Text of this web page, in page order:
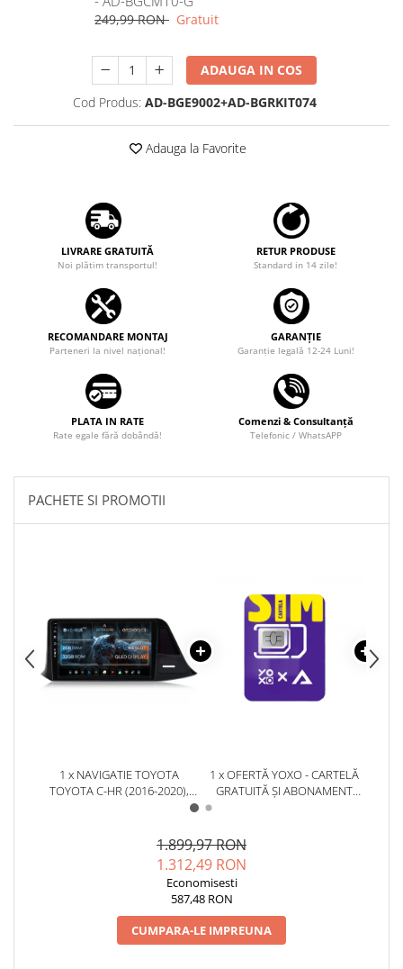
Rame adaptoare Ssangyong
Rame adaptoare Hummer
Camere marșarier auto
Camere marșarier universale
Camere Skoda
Camere Volkswagen
Camere Mercedes Benz
Camere Audi
Camere BMW
Camere Opel
Camere Fiat
Camere Citroen
Camere înregistrare trafic
249,99 RON Gratuit
ADAUGA IN COS
Cod Produs: AD-BGE9002+AD-BGRKIT074
Adauga la Favorite
LIVRARE GRATUITĂ
Noi plătim transportul!
RETUR PRODUSE
Standard in 14 zile!
RECOMANDARE MONTAJ
Parteneri la nivel național!
GARANȚIE
Garanţie legală 12-24 Luni!
PLATA IN RATE
Rate egale fără dobândă!
Comenzi & Consultanță
Telefonic / WhatsAPP
PACHETE SI PROMOTII
1 x NAVIGATIE TOYOTA
TOYOTA C-HR (2016-2020),
ANDROID, E-OCTACORE / 2GB
AD-BGE9002+AD-BGRKIT074
1 x OFERTĂ YOXO - CARTELĂ
GRATUITĂ ȘI ABONAMENT
1.899,97 RON
1.312,49 RON
Economisesti
587,48 RON
CUMPARA-LE IMPREUNA